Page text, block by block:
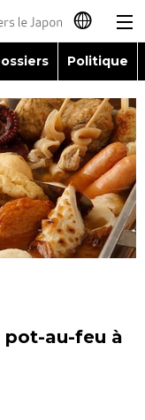
日本語
English
简体字
繁體字
Español
Русский
Politique
pot-au-feu à